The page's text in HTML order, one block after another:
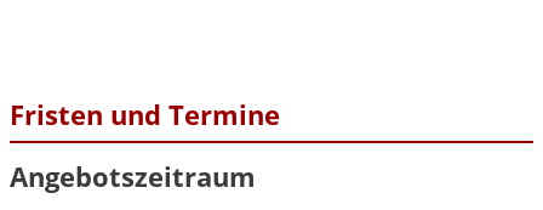
Fristen und Termine
Angebotszeitraum